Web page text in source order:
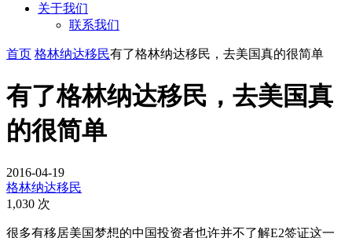
关于我们
联系我们
首页 格林纳达移民有了格林纳达移民，去美国真的很简单
有了格林纳达移民，去美国真
的很简单
2016-04-19
格林纳达移民
1,030 次
很多有移居美国梦想的中国投资者也许并不了解E2签证这一